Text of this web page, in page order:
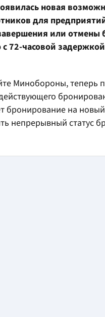
новая
для
или
72-часовой
Минобороны, теперь
бронирование на
непрерывный статус